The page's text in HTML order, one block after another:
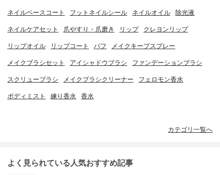
ネイルベースコート フットネイルシール ネイルオイル 除光液
ネイルケアセット 爪やすり・爪磨き リップ クレヨンリップ
リップオイル リップコート パフ メイクキープスプレー
メイクブラシセット アイシャドウブラシ ファンデーションブラシ
スクリューブラシ メイクブラシクリーナー フェロモン香水
ボディミスト 練り香水 香水
カテゴリ一覧へ
よく見られている人気おすすめ記事